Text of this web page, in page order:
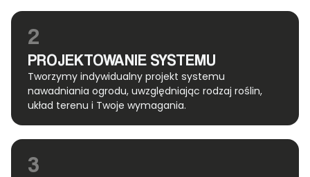
2
PROJEKTOWANIE SYSTEMU
Tworzymy indywidualny projekt systemu
nawadniania ogrodu, uwzględniając rodzaj roślin,
układ terenu i Twoje wymagania.
3